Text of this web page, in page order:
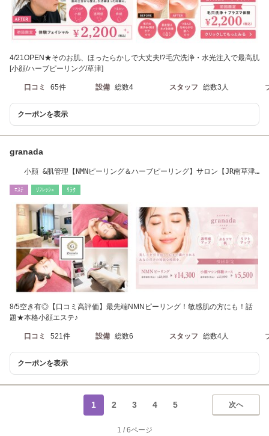
4/21OPEN★そのお肌、ほったらかしで大丈夫!?毛穴洗浄・水光注入で最高肌
[小顔/ハーブピーリング/草津]
口コミ 65件 設備 総数4 スタッフ 総数3人
クーポンを表示
granada
小顔 &肌管理【NMNピーリング＆ハーブピーリング】サロン【JR南草津
ｴｽﾃ ﾘﾌﾚｯｼｭ ﾘﾗｸ
8/5空き有◎【口コミ高評価】最先端NMNピーリング！敏感肌の方にも！話
題★本格小顔エステ♪
口コミ 521件 設備 総数6 スタッフ 総数4人
クーポンを表示
次へ
1 2 3 4 5
1 / 6ページ